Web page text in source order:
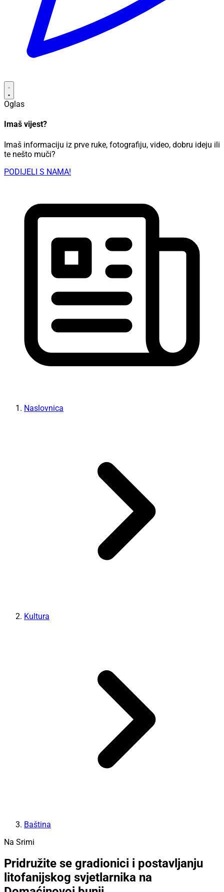
Oglas
Imaš vijest?
Imaš informaciju iz prve ruke, fotografiju, video, dobru ideju ili
te nešto muči?
PODIJELI S NAMA!
Naslovnica
Kultura
Baština
Na Srimi
Pridružite se gradionici i postavljanju
litofanijskog svjetlarnika na